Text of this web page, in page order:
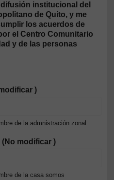
institucional del
de Quito, y me
los acuerdos de
el Centro Comunitario
y de las personas
)
de la admnistración zonal
(No modificar )
de la casa somos